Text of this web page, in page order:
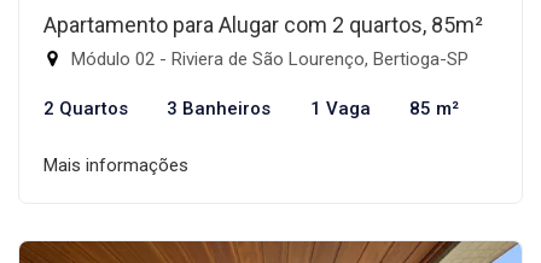
Apartamento para Alugar com 2 quartos, 85m²
Módulo 02 - Riviera de São Lourenço, Bertioga-SP
2 Quartos 3 Banheiros 1 Vaga 85 m²
Mais informações